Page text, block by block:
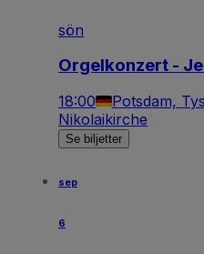
sön
Orgelkonzert -
18:00 Potsdam,
Nikolaikirche
Se biljetter
sep
6